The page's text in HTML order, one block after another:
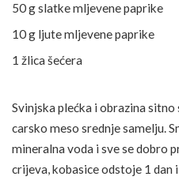
50 g slatke mljevene paprike
10 g ljute mljevene paprike
1 žlica šećera
Svinjska plećka i obrazina sitno
carsko meso srednje samelju.
mineralna voda i sve se dobro
crijeva, kobasice odstoje 1 dan